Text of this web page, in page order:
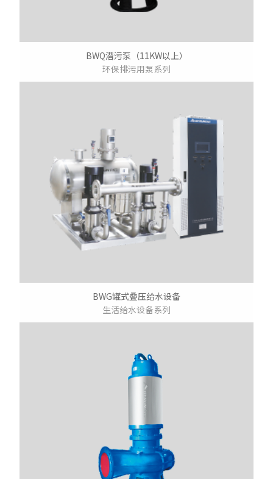
BWQ潜污泵（11KW以上）
环保排污用泵系列
BWG罐式叠压给水设备
生活给水设备系列